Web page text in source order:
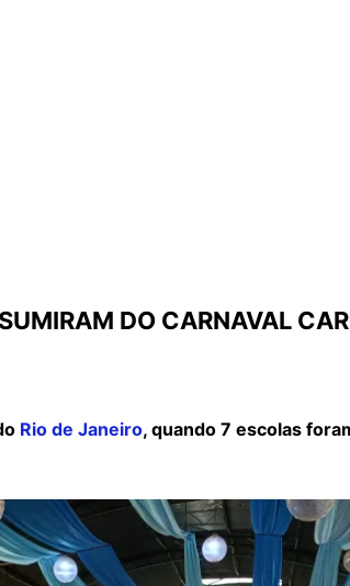
DO CARNAVAL
Rio de Janeiro, quando 7 escolas